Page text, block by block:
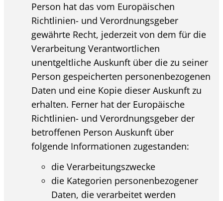
Person hat das vom Europäischen
Richtlinien- und Verordnungsgeber
gewährte Recht, jederzeit von dem für die
Verarbeitung Verantwortlichen
unentgeltliche Auskunft über die zu seiner
Person gespeicherten personenbezogenen
Daten und eine Kopie dieser Auskunft zu
erhalten. Ferner hat der Europäische
Richtlinien- und Verordnungsgeber der
betroffenen Person Auskunft über
folgende Informationen zugestanden:
die Verarbeitungszwecke
die Kategorien personenbezogener
Daten, die verarbeitet werden